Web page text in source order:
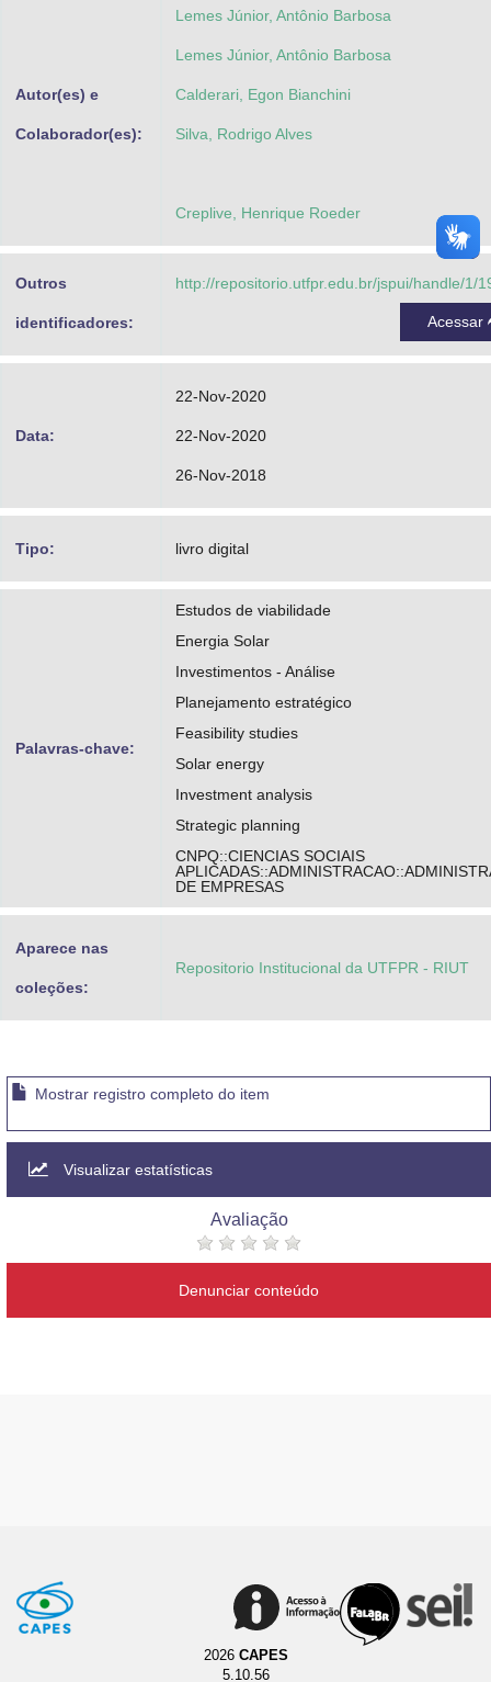
Autor(es) e
Colaborador(es):
Lemes Júnior, Antônio Barbosa
Lemes Júnior, Antônio Barbosa
Calderari, Egon Bianchini
Silva, Rodrigo Alves
Creplive, Henrique Roeder
Outros
identificadores:
http://repositorio.utfpr.edu.br/jspui/handle/1/
Acessar
Data:
22-Nov-2020
22-Nov-2020
26-Nov-2018
Tipo: livro digital
Palavras-chave:
Estudos de viabilidade
Energia Solar
Investimentos - Análise
Planejamento estratégico
Feasibility studies
Solar energy
Investment analysis
Strategic planning
CNPQ::CIENCIAS SOCIAIS
DE EMPRESAS
Aparece nas
coleções:
Repositorio Institucional da UTFPR - RIUT
Mostrar registro completo do item
Visualizar estatísticas
Avaliação
Denunciar conteúdo
2026 CAPES
5.10.56